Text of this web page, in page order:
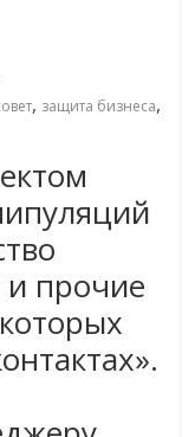
, защита бизнеса,
прочие